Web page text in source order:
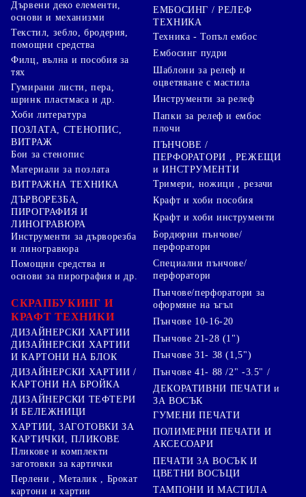
Дървени деко елементи,
основи и механизми
Текстил, зебло, бродерия,
помощни средства
Филц, вълна и пособия за
тях
Гумирани листи, пера,
шринк пластмаса и др.
Хоби литература
ПОЗЛАТА, СТЕНОПИС,
ВИТРАЖ
Бои за стенопис
Материали за позлата
ВИТРАЖНА ТЕХНИКА
ДЪРВОРЕЗБА,
ПИРОГРАФИЯ И
ЛИНОГРАВЮРА
Инструменти за дърворезба
и линогравюра
Помощни средства и
основи за пирография и др.
СКРАПБУКИНГ И
КРАФТ ТЕХНИКИ
ДИЗАЙНЕРСКИ ХАРТИИ
ДИЗАЙНЕРСКИ ХАРТИИ
И КАРТОНИ НА БЛОК
ДИЗАЙНЕРСКИ ХАРТИИ /
КАРТОНИ НА БРОЙКА
ДИЗАЙНЕРСКИ ТЕФТЕРИ
И БЕЛЕЖНИЦИ
ХАРТИИ, ЗАГОТОВКИ ЗА
КАРТИЧКИ, ПЛИКОВЕ
Пликове и комплекти
заготовки за картички
Перлени , Металик , Брокат
картони и хартии
ЕМБОСИНГ / РЕЛЕФ
ТЕХНИКА
Техника - Топъл ембос
Ембосинг пудри
Шаблони за релеф и
оцветяване с мастила
Инструменти за релеф
Папки за релеф и ембос
плочи
ПЪНЧОВЕ /
ПЕРФОРАТОРИ , РЕЖЕЩИ
и ИНСТРУМЕНТИ
Тримери, ножици , резачи
Крафт и хоби пособия
Крафт и хоби инструменти
Бордюрни пънчове/
перфоратори
Специални пънчове/
перфоратори
Пънчове/перфоратори за
оформяне на ъгъл
Пънчове 10-16-20
Пънчове 21-28 (1")
Пънчове 31- 38 (1,5")
Пънчове 41- 88 /2" -3.5" /
ДЕКОРАТИВНИ ПЕЧАТИ и
ЗА ВОСЪК
ГУМЕНИ ПЕЧАТИ
ПОЛИМЕРНИ ПЕЧАТИ И
АКСЕСОАРИ
ПЕЧАТИ ЗА ВОСЪК И
ЦВЕТНИ ВОСЪЦИ
ТАМПОНИ И МАСТИЛА